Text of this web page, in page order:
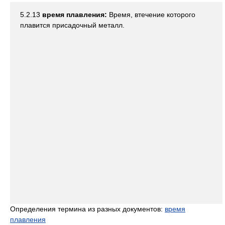
5.2.13 время плавления: Время, втечение которого
плавится присадочный металл.
Определения термина из разных документов: время
плавления